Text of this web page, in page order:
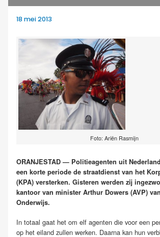
18 mei 2013
Foto: Ariën Rasmijn
ORANJESTAD — Politieagenten uit
een korte periode de straatdienst van het
(KPA) versterken. Gisteren werden zij
kantoor van minister Arthur Dowers (AVP)
Onderwijs.
In totaal gaat het om elf agenten die voor een
op het eiland zullen werken. Daarna kan hun